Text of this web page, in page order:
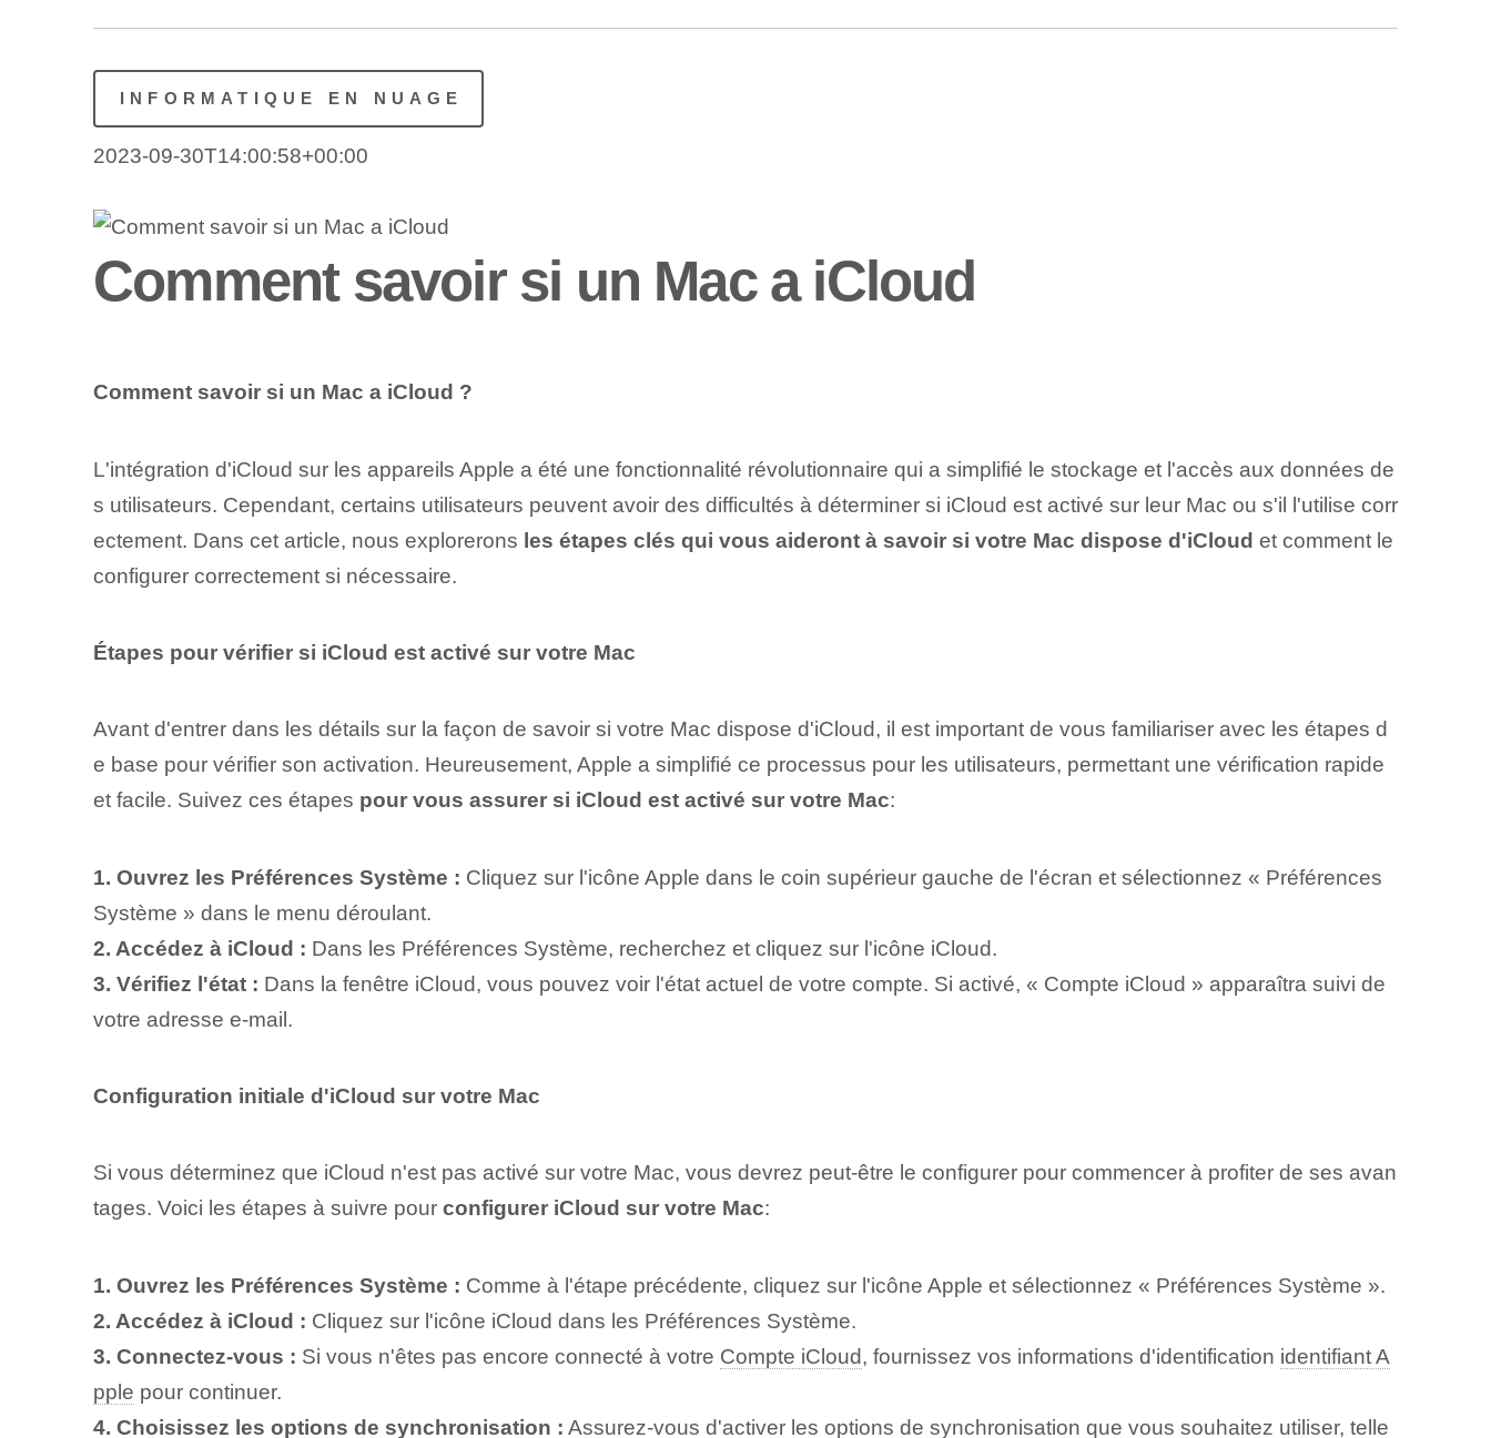
INFORMATIQUE EN NUAGE
2023-09-30T14:00:58+00:00
Comment savoir si un Mac a iCloud
Comment savoir si un Mac a iCloud ?
L'intégration d'iCloud sur les appareils Apple a été une fonctionnalité révolutionnaire qui a simplifié le stockage et l'accès aux données de
s utilisateurs. Cependant, certains utilisateurs peuvent avoir des difficultés à déterminer si iCloud est activé sur leur Mac ou s'il l'utilise corr
ectement. Dans cet article, nous explorerons les étapes clés qui vous aideront à savoir si votre Mac dispose d'iCloud et comment le
configurer correctement si nécessaire.
Étapes pour vérifier si iCloud est activé sur votre Mac
Avant d'entrer dans les détails sur la façon de savoir si votre Mac dispose d'iCloud, il est important de vous familiariser avec les étapes d
e base pour vérifier son activation. Heureusement, Apple a simplifié ce processus pour les utilisateurs, permettant une vérification rapide
et facile. Suivez ces étapes pour vous assurer si iCloud est activé sur votre Mac:
1. Ouvrez les Préférences Système : Cliquez sur l'icône Apple dans le coin supérieur gauche de l'écran et sélectionnez « Préférences
Système » dans le menu déroulant.
2. Accédez à iCloud : Dans les Préférences Système, recherchez et cliquez sur l'icône iCloud.
3. Vérifiez l'état : Dans la fenêtre iCloud, vous pouvez voir l'état actuel de votre compte. Si activé, « Compte iCloud » apparaîtra suivi de
votre adresse e-mail.
Configuration initiale d'iCloud sur votre Mac
Si vous déterminez que iCloud n'est pas activé sur votre Mac, vous devrez peut-être le configurer pour commencer à profiter de ses avan
tages. Voici les étapes à suivre pour configurer iCloud sur votre Mac:
1. Ouvrez les Préférences Système : Comme à l'étape précédente, cliquez sur l'icône Apple et sélectionnez « Préférences Système ».
2. Accédez à iCloud : Cliquez sur l'icône iCloud dans les Préférences Système.
3. Connectez-vous : Si vous n'êtes pas encore connecté à votre Compte iCloud, fournissez vos informations d'identification identifiant A
pple pour continuer.
4. Choisissez les options de synchronisation : Assurez-vous d'activer les options de synchronisation que vous souhaitez utiliser, telle